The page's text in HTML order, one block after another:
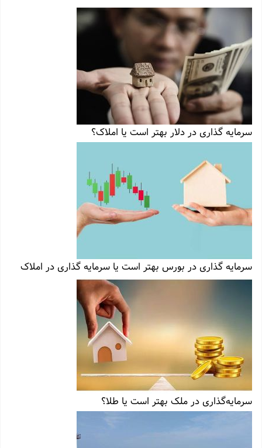
سرمایه گذاری در دلار بهتر است یا املاک؟
سرمایه گذاری در بورس بهتر است یا سرمایه گذاری در املاک
سرمایه‌گذاری در ملک بهتر است یا طلا؟